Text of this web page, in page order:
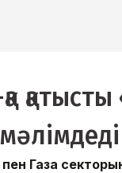
қатысты
пен Газа